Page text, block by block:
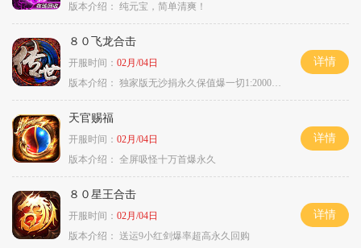
版本介绍： 纯元宝，简单清爽！
８０飞龙合击
开服时间： 02月/04日
版本介绍： 独家版无沙捐永久保值爆一切1:2000回3
详情
天官赐福
开服时间： 02月/04日
版本介绍： 全屏吸怪十万首爆永久
详情
８０星王合击
开服时间： 02月/04日
版本介绍：
送运9小红剑爆率超高永久回购
详情